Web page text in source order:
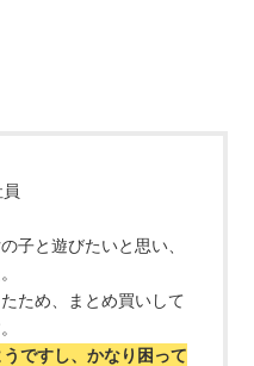
子と遊びたいと思い、
ため、まとめ買いして
ですし、かなり困って